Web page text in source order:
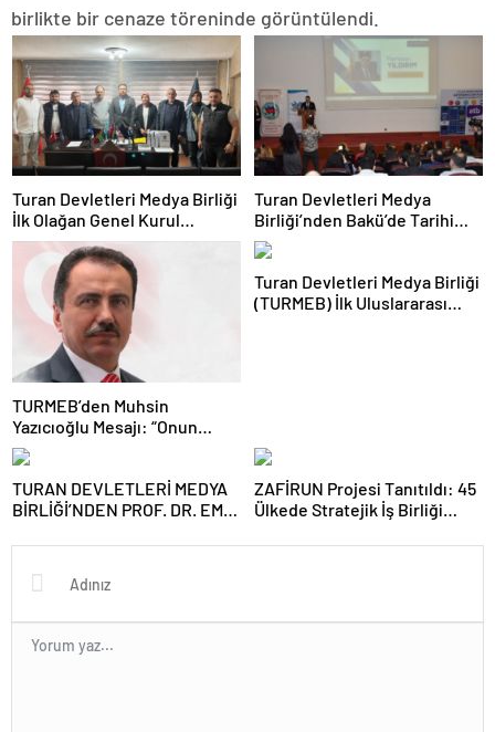
birlikte bir cenaze töreninde görüntülendi.
Turan Devletleri Medya Birliği
İlk Olağan Genel Kurul
Toplantısını Gerçekleştirdi
Turan Devletleri Medya
Birliği’nden Bakü’de Tarihi
Adım
TURMEB’den Muhsin
Yazıcıoğlu Mesajı: “Onun
Büyük Birlik İdeali Türk
Dünyasına Işık Tutuyor”
Turan Devletleri Medya Birliği
(TURMEB) İlk Uluslararası
TURAN DEVLETLERİ MEDYA
BİRLİĞİ’NDEN PROF. DR. EMİN
ZAFİRUN Projesi Tanıtıldı: 45
Ülkede Stratejik İş Birliği